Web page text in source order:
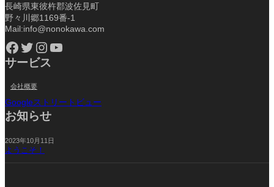
長崎県東彼杵郡波佐見町
野々川郷1169番-1
Mail:info@nonokawa.com
Facebook Twitter Instagram YouTube
サービス
会社概要
Googleストリートビュー
お知らせ
2023年10月11日
ようこそ！